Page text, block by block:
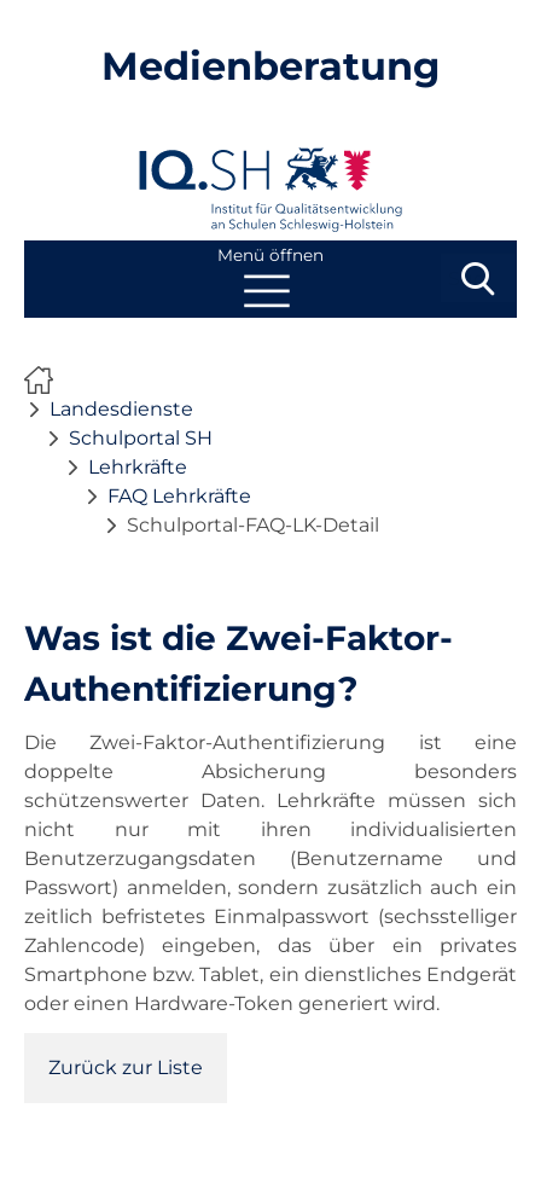
Medienberatung
Menü öffnen
Beratung
Fortbildung
Ausstattung
Landesdienste
Kontakt
Landesdienste
Schulportal SH
Lehrkräfte
FAQ Lehrkräfte
Schulportal-FAQ-LK-Detail
Was ist die Zwei-Faktor-
Authentifizierung?
Die Zwei-Faktor-Authentifizierung ist eine
doppelte Absicherung besonders
schützenswerter Daten. Lehrkräfte müssen sich
nicht nur mit ihren individualisierten
Benutzerzugangsdaten (Benutzername und
Passwort) anmelden, sondern zusätzlich auch ein
zeitlich befristetes Einmalpasswort (sechsstelliger
Zahlencode) eingeben, das über ein privates
Smartphone bzw. Tablet, ein dienstliches Endgerät
oder einen Hardware-Token generiert wird.
Zurück zur Liste